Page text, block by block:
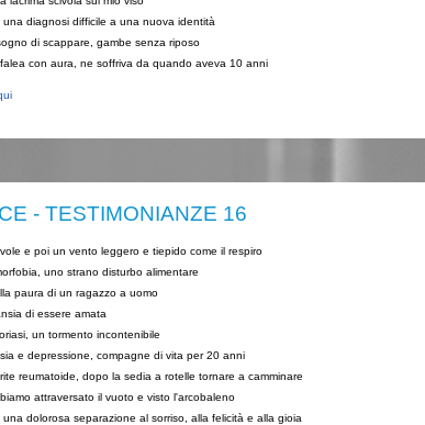
una diagnosi difficile a una nuova identità
di scappare, gambe senza riposo
con aura, ne soffriva da quando aveva 10 anni
- TESTIMONIANZE 16
e poi un vento leggero e tiepido come il respiro
uno strano disturbo alimentare
paura di un ragazzo a uomo
di essere amata
un tormento incontenibile
e depressione, compagne di vita per 20 anni
reumatoide, dopo la sedia a rotelle tornare a camminare
attraversato il vuoto e visto l'arcobaleno
una dolorosa separazione al sorriso, alla felicità e alla gioia